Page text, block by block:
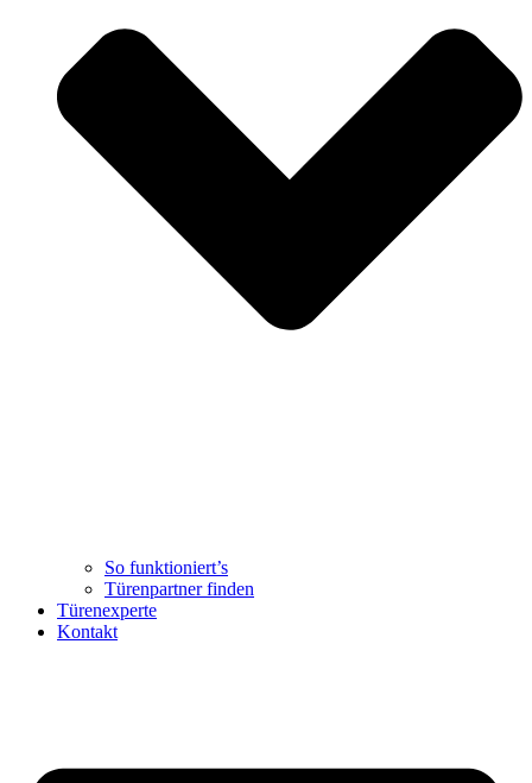
So funktioniert’s
Türenpartner finden
Türenexperte
Kontakt